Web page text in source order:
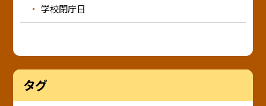
学校閉庁日
タグ